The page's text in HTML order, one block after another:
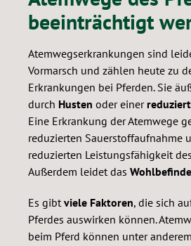
beeinträchtigt
Atemwegserkrankungen sind
Vormarsch und zählen heute zu
Erkrankungen bei Pferden. Sie
durch Husten oder einer
Eine Erkrankung der Atemwege
reduzierten Sauerstoffaufnahme
reduzierten Leistungsfähigkeit
Außerdem leidet das
Es gibt viele Faktoren, die sich
Pferdes auswirken können.
beim Pferd können unter